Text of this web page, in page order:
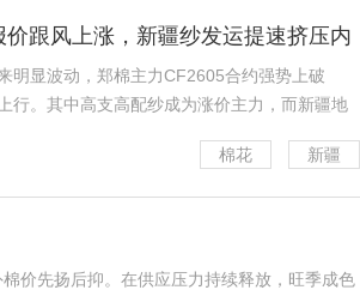
棉花 新疆
跟风上涨，新疆纱发运提速挤压内
显波动，郑棉主力CF2605合约强势上破
行。其中高支高配纱成为涨价主力，而新疆地
山东、江苏等多地纺企及
扬后抑。在供应压力持续释放，旺季成色